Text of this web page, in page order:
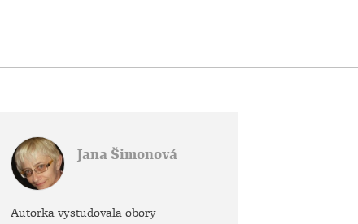
Jana Šimonová
Autorka vystudovala obory